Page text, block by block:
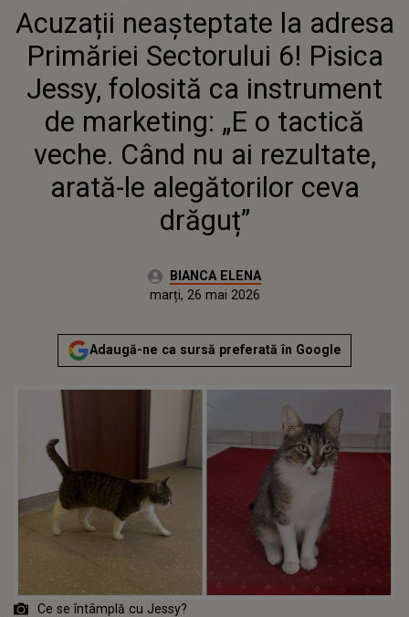
ADRESA PRIMĂRIEI SECTORULUI
6! PISICA JESSY, FOLOSITĂ CA
INSTRUMENT DE MARKETING: „E
O TACTICĂ VECHE. CÂND NU AI
REZULTATE, ARATĂ-LE
ALEGĂTORILOR CEVA DRĂGUȚ”
Acuzații neașteptate la adresa
Primăriei Sectorului 6! Pisica
Jessy, folosită ca instrument
de marketing: „E o tactică
veche. Când nu ai rezultate,
arată-le alegătorilor ceva
drăguț”
Autor:BIANCA ELENA
Actualizat:
marți, 26 mai 2026
Adaugă-ne ca sursă preferată în Google
Ce se întâmplă cu Jessy?